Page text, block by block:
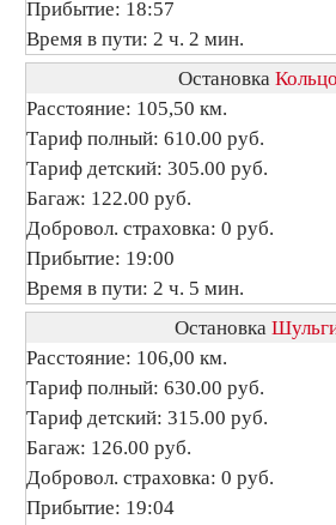
Прибытие: 18:57
Время в пути: 2 ч. 2 мин.
Остановка
Расстояние: 105,50 км.
Тариф полный: 610.00 руб.
Тариф детский: 305.00 руб.
Багаж: 122.00 руб.
Добровол. страховка: 0 руб.
Прибытие: 19:00
Время в пути: 2 ч. 5 мин.
Остановка
Расстояние: 106,00 км.
Тариф полный: 630.00 руб.
Тариф детский: 315.00 руб.
Багаж: 126.00 руб.
Добровол. страховка: 0 руб.
Прибытие: 19:04